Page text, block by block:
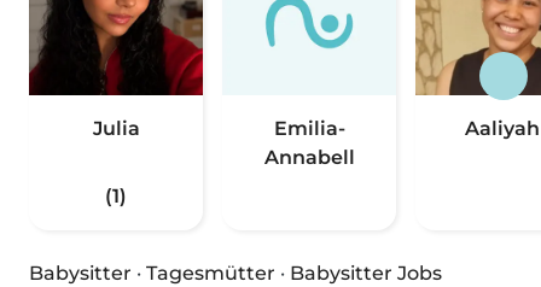
Julia
(1)
Emilia-
Annabell
Aaliyah
Babysitter · Tagesmütter · Babysitter Jobs